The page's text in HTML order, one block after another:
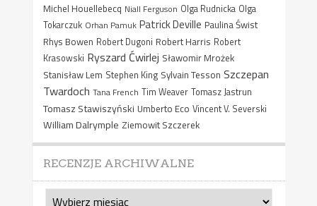
Michel Houellebecq Niall Ferguson Olga Rudnicka Olga
Tokarczuk Orhan Pamuk Patrick Deville Paulina Świst
Rhys Bowen Robert Dugoni Robert Harris Robert
Krasowski Ryszard Ćwirlej Sławomir Mrożek
Stanisław Lem Stephen King Sylvain Tesson Szczepan
Twardoch Tana French Tim Weaver Tomasz Jastrun
Tomasz Stawiszyński Umberto Eco Vincent V. Severski
William Dalrymple Ziemowit Szczerek
RECENZJE ARCHIWALNE
Recenzje